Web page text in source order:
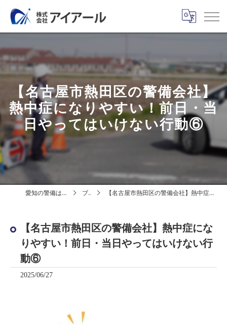
【名古屋市熱田区の警備会社】
熱中症になりやすい！前日・当
日やってはいけない行動⑥
愛知の警備は株式会社アイアール ブログ 【名古屋市熱田区の警備会社】熱中症になりやすい！前日・当日やってはいけない行動⑥
【名古屋市熱田区の警備会社】熱中症にな
りやすい！前日・当日やってはいけない行
動⑥
2025/06/27